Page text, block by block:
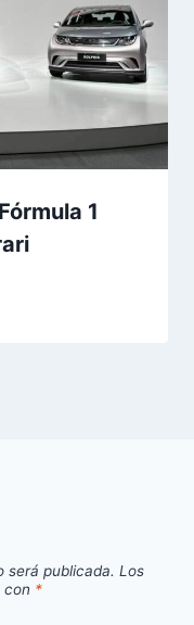
1
será publicada. Los
con *